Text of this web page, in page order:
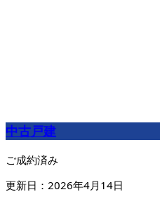
中古戸建
ご成約済み
更新日：2026年4月14日